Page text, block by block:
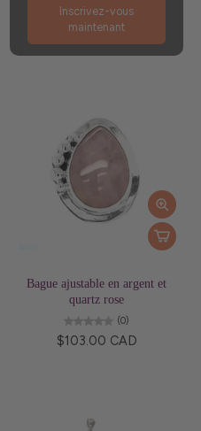
Inscrivez-vous
maintenant
Bague ajustable en argent et
quartz rose
(0)
$103.00 CAD